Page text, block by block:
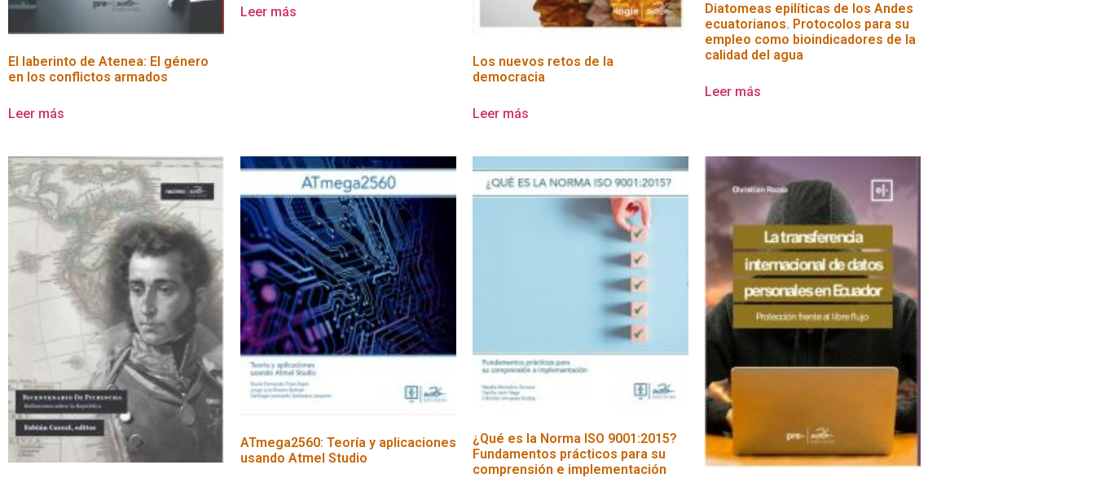
El laberinto de Atenea: El género
en los conflictos armados
Leer más
Leer más
Los nuevos retos de la
democracia
Leer más
Diatomeas epilíticas de los Andes
ecuatorianos. Protocolos para su
empleo como bioindicadores de la
calidad del agua
Leer más
ATmega2560: Teoría y aplicaciones
usando Atmel Studio
¿Qué es la Norma ISO 9001:2015?
Fundamentos prácticos para su
comprensión e implementación